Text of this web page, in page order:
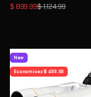
Prix de vente
$ 899.99Prix normal
$ 1,124.99
New
Economisez $ 499.99